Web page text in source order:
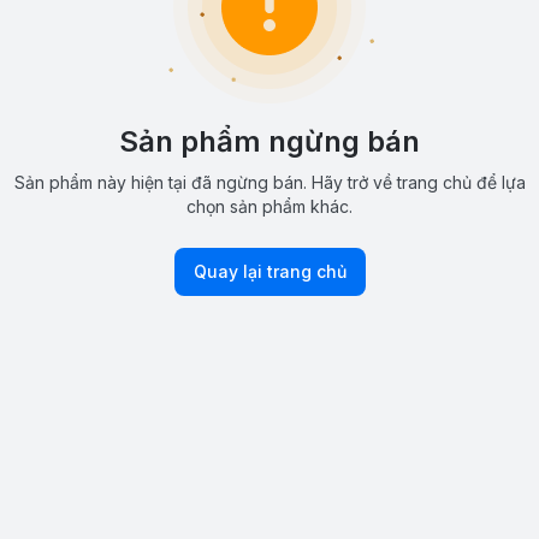
Sản phẩm ngừng bán
Sản phẩm này hiện tại đã ngừng bán. Hãy trở về trang chủ để lựa
chọn sản phẩm khác.
Quay lại trang chủ